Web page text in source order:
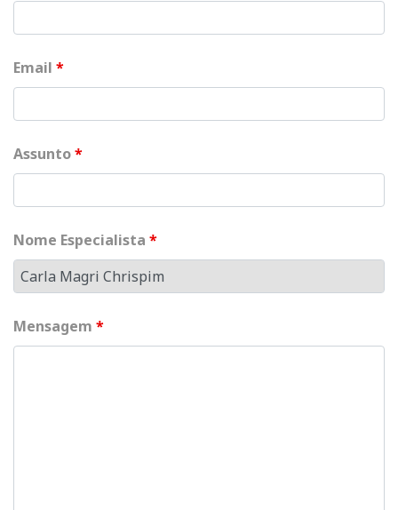
Email *
Assunto*
Nome Especialista *
Mensagem *